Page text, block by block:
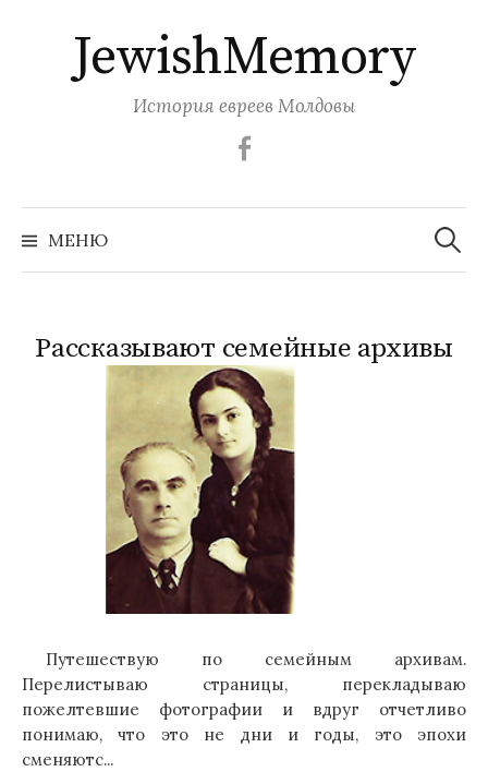
содержимому
JewishMemory
История евреев Молдовы
МЕНЮ Найти:
Рассказывают семейные архивы
Путешествую по семейным архивам.
Перелистываю страницы, перекладываю
пожелтевшие фотографии и вдруг отчетливо
понимаю, что это не дни и годы, это эпохи
сменяютс...